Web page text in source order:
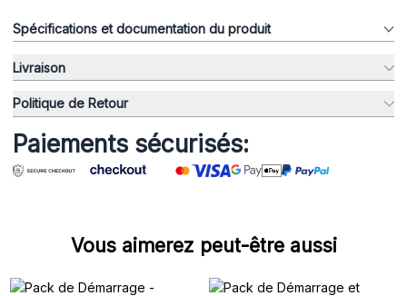
Spécifications et documentation du produit
Livraison
Politique de Retour
Paiements sécurisés:
Vous aimerez peut-être aussi